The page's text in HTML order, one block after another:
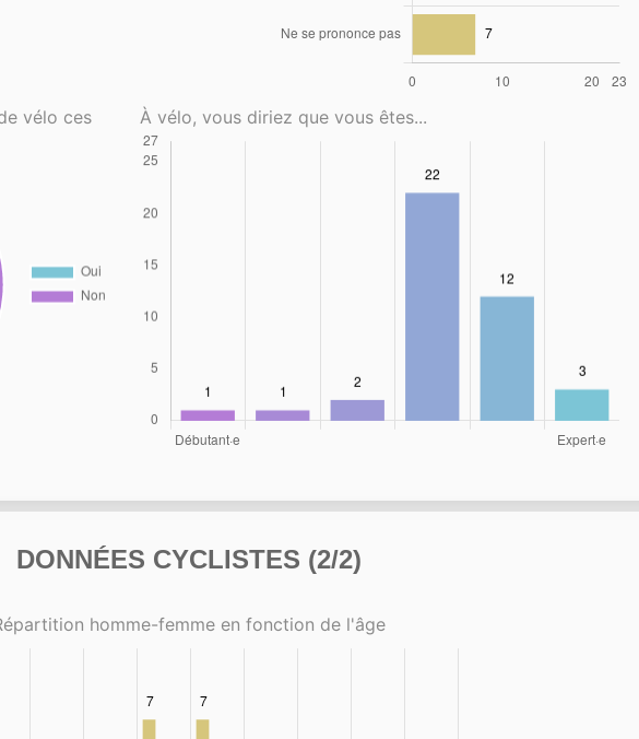
vélo ces
À vélo, vous diriez que vous êtes...
DONNÉES CYCLISTES (2/2)
homme-femme en fonction de l'âge